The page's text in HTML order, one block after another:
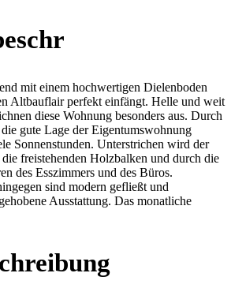
mit einem hochwertigen Dielenboden
Altbauflair perfekt einfängt. Helle und weit
diese Wohnung besonders aus. Durch
gute Lage der Eigentumswohnung
Sonnenstunden. Unterstrichen wird der
freistehenden Holzbalken und durch die
des Esszimmers und des Büros.
sind modern gefließt und
Ausstattung. Das monatliche